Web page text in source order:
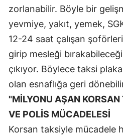
zorlanabilir. Böyle bir
yevmiye, yakıt, yemek,
12-24 saat çalışan
girip mesleği
çıkıyor. Böylece taksi
olan esnaflığa geri
"MİLYONU AŞAN
VE POLİS MÜCADELESİ
Korsan taksiyle mücadele